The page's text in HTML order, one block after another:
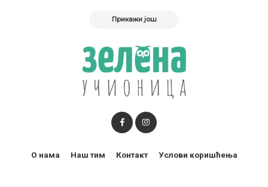
Прикажи још
О нама Наш тим Контакт Услови коришћења